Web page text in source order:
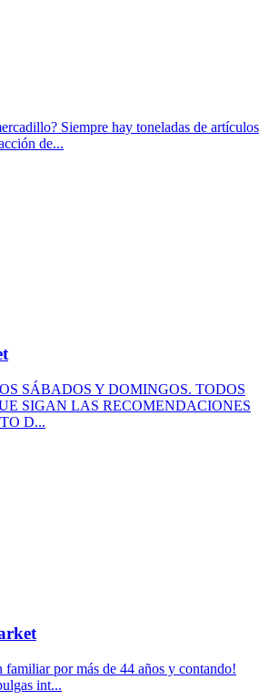
Siempre hay toneladas de artículos
de...
SÁBADOS Y DOMINGOS. TODOS
SIGAN LAS RECOMENDACIONES
D...
familiar por más de 44 años y contando!
int...